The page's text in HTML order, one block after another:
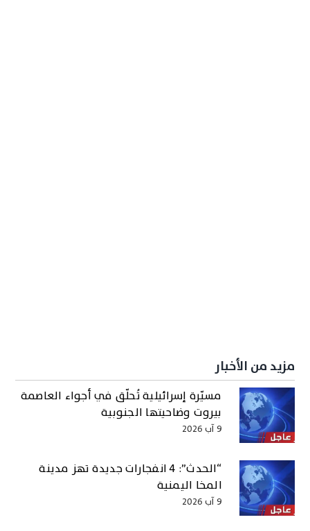
مزيد من الأخبار
مسيّرة إسرائيلية تُحلّق في أجواء العاصمة
بيروت وضاحيتها الجنوبية
9 آب 2026
“الحدث”: 4 انفجارات جديدة تهز مدينة
المخا اليمنية
9 آب 2026